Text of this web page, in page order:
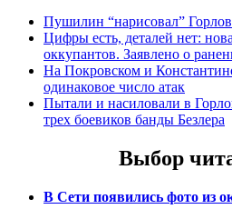
Пушилин “нарисовал”
Цифры есть, деталей нет:
оккупантов. Заявлено о
На Покровском и
одинаковое число атак
Пытали и насиловали в
трех боевиков банды Безлера
Выбор
В Сети появились фото из